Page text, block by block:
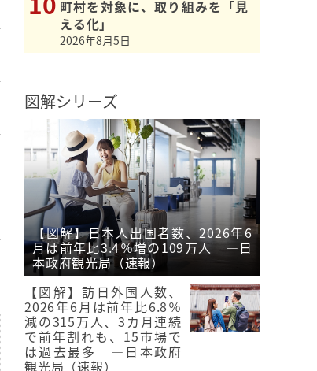
町村を対象に、取り組みを「見
える化」
2026年8月5日
図解シリーズ
【図解】日本人出国者数、2026年6
月は前年比3.4％増の109万人 ―日
本政府観光局（速報）
【図解】訪日外国人数、
2026年6月は前年比6.8％
減の315万人、3カ月連続
で前年割れも、15市場で
は過去最多 ―日本政府
観光局（速報）